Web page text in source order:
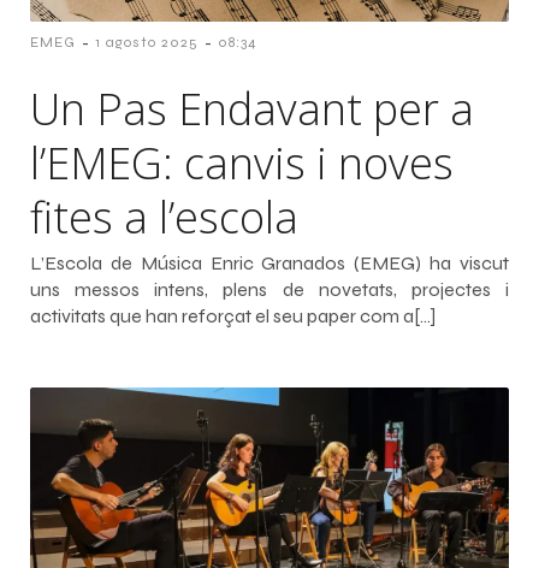
EMEG - 1 agosto 2025 - 08:34
Un Pas Endavant per a
l’EMEG: canvis i noves
fites a l’escola
L’Escola de Música Enric Granados (EMEG) ha viscut
uns messos intens, plens de novetats, projectes i
activitats que han reforçat el seu paper com a[…]